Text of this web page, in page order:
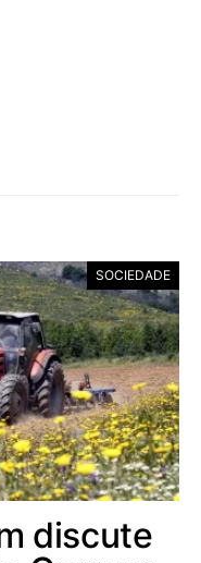
SOCIEDADE
discute